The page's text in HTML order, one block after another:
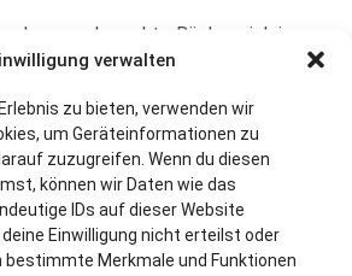
verwalten
zu bieten, verwenden wir
um Geräteinformationen zu
zuzugreifen. Wenn du diesen
können wir Daten wie das
IDs auf dieser Website
Einwilligung nicht erteilst oder
Merkmale und Funktionen
gebrauchte Bücher sich in
Zustand befinden. Hinter manch
habe ich eine
gefunden.
Rezension,
und doch irgendwie nie dasselbe.